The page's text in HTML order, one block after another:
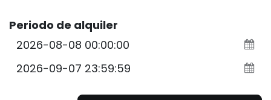
Periodo de alquiler